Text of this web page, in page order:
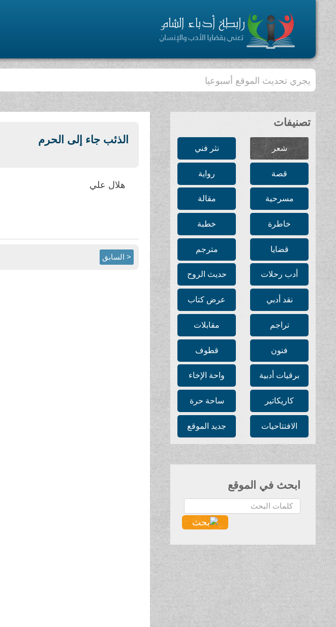
يجري تحديث الموقع أسبوعيا
تصنيفات
شعر نثر فني
قصة رواية
مسرحية مقالة
خاطرة خطبة
قضايا مترجم
أدب رحلات حديث الروح
نقد أدبي عرض كتاب
تراجم مقابلات
فنون قطوف
برقيات أدبية واحة الإخاء
كاريكاتير ساحة حرة
الافتتاحيات جديد الموقع
ابحث في الموقع
البحث...
الذئب جاء إلى الحرم
هلال علي
< السابق